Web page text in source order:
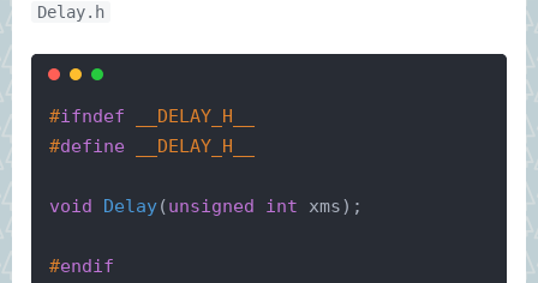
Delay.h
#ifndef __DELAY_H__
#define __DELAY_H__
void Delay(unsigned int xms) ;
#endif